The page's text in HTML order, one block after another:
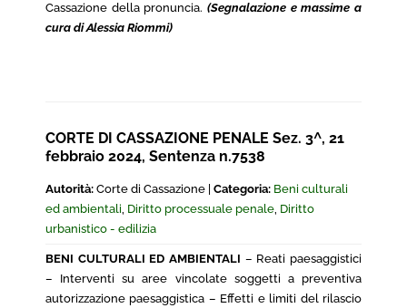
Cassazione della pronuncia. (Segnalazione e massime a
cura di Alessia Riommi)
CORTE DI CASSAZIONE PENALE Sez. 3^, 21
febbraio 2024, Sentenza n.7538
Autorità: Corte di Cassazione | Categoria: Beni culturali
ed ambientali, Diritto processuale penale, Diritto
urbanistico - edilizia
BENI CULTURALI ED AMBIENTALI – Reati paesaggistici
– Interventi su aree vincolate soggetti a preventiva
autorizzazione paesaggistica – Effetti e limiti del rilascio